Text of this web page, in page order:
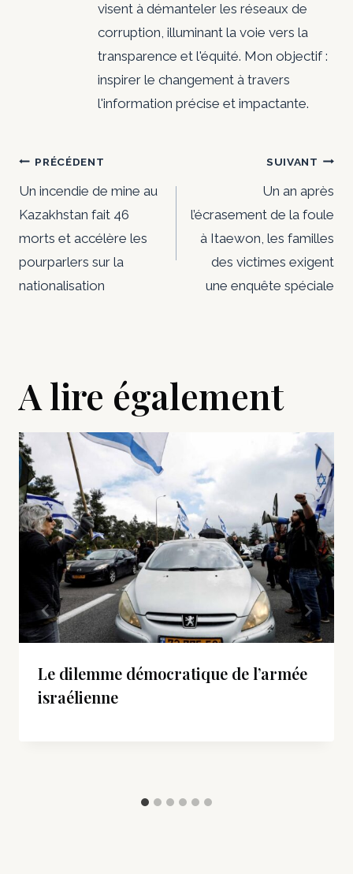
visent à démanteler les réseaux de
corruption, illuminant la voie vers la
transparence et l'équité. Mon objectif :
inspirer le changement à travers
l'information précise et impactante.
Navigation
de
l’article
PRÉCÉDENT
Un incendie de mine au
Kazakhstan fait 46
morts et accélère les
pourparlers sur la
nationalisation
SUIVANT
Un an après
l’écrasement de la foule
à Itaewon, les familles
des victimes exigent
une enquête spéciale
A lire également
Le dilemme démocratique de l’armée
israélienne